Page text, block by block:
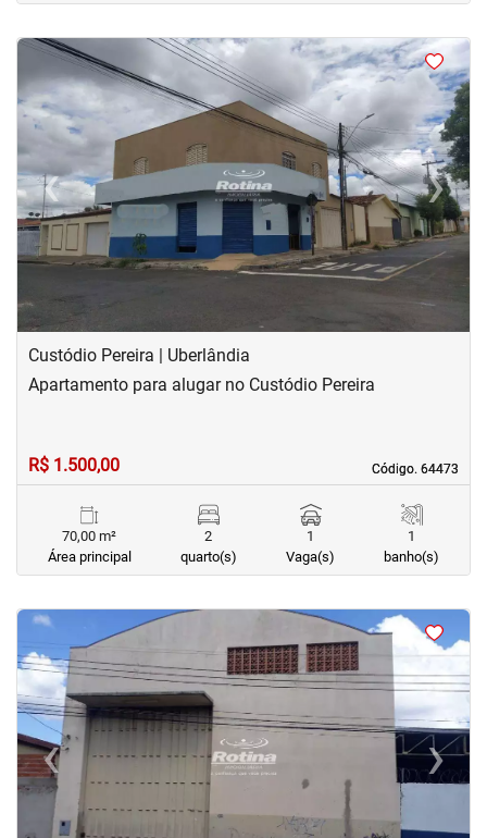
< < <<
‹Previous ›Next
Custódio Pereira | Uberlândia
Código. 64473
Código. 64473
Apartamento para alugar no Custódio Pereira
R$ 1.500,00
70,00 m²
Área principal
2
quarto(s)
1
Vaga(s)
1
banho(s)
< <<
‹Previous ›Next